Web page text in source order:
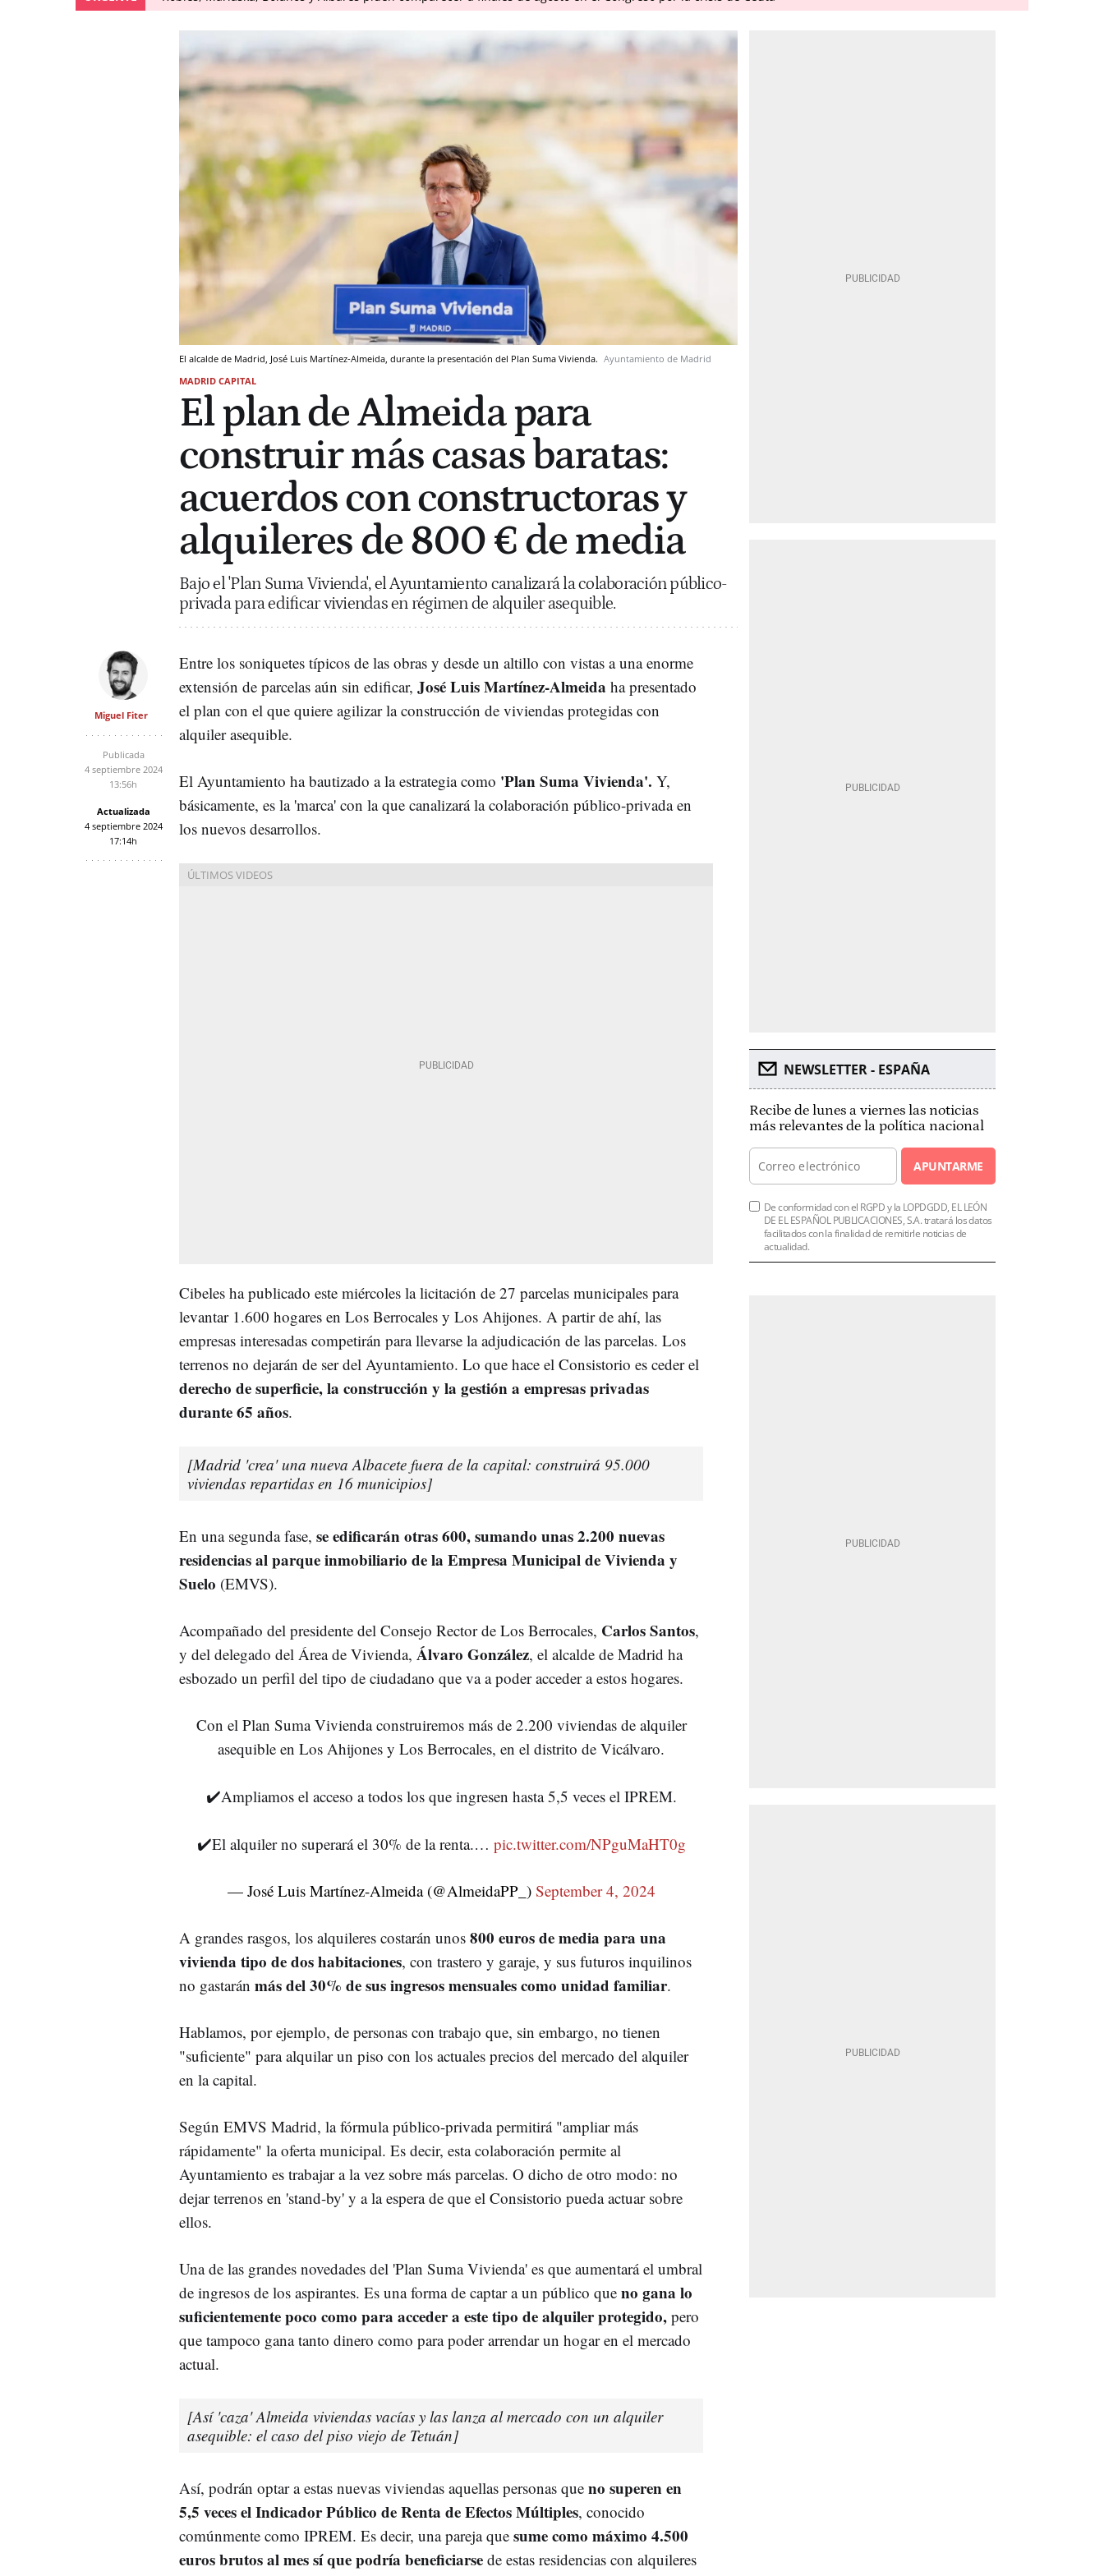
El alcalde de Madrid, José Luis Martínez-Almeida, durante la presentación del Plan Suma Vivienda. Ayuntamiento de Madrid
MADRID CAPITAL
El plan de Almeida para
construir más casas baratas:
acuerdos con constructoras y
alquileres de 800 € de media
Bajo el 'Plan Suma Vivienda', el Ayuntamiento canalizará la colaboración público-
privada para edificar viviendas en régimen de alquiler asequible.
Miguel Fiter
Publicada
4 septiembre 2024
13:56h
Actualizada
4 septiembre 2024
17:14h
Entre los soniquetes típicos de las obras y desde un altillo con vistas a una enorme
extensión de parcelas aún sin edificar, José Luis Martínez-Almeida ha presentado
el plan con el que quiere agilizar la construcción de viviendas protegidas con
alquiler asequible.
El Ayuntamiento ha bautizado a la estrategia como 'Plan Suma Vivienda'. Y,
básicamente, es la 'marca' con la que canalizará la colaboración público-privada en
los nuevos desarrollos.
Cibeles ha publicado este miércoles la licitación de 27 parcelas municipales para
levantar 1.600 hogares en Los Berrocales y Los Ahijones. A partir de ahí, las
empresas interesadas competirán para llevarse la adjudicación de las parcelas. Los
terrenos no dejarán de ser del Ayuntamiento. Lo que hace el Consistorio es ceder el
derecho de superficie, la construcción y la gestión a empresas privadas
durante 65 años.
[Madrid 'crea' una nueva Albacete fuera de la capital: construirá 95.000
viviendas repartidas en 16 municipios]
En una segunda fase, se edificarán otras 600, sumando unas 2.200 nuevas
residencias al parque inmobiliario de la Empresa Municipal de Vivienda y
Suelo (EMVS).
Acompañado del presidente del Consejo Rector de Los Berrocales, Carlos Santos,
y del delegado del Área de Vivienda, Álvaro González, el alcalde de Madrid ha
esbozado un perfil del tipo de ciudadano que va a poder acceder a estos hogares.
Con el Plan Suma Vivienda construiremos más de 2.200 viviendas de alquiler
asequible en Los Ahijones y Los Berrocales, en el distrito de Vicálvaro.
✔️Ampliamos el acceso a todos los que ingresen hasta 5,5 veces el IPREM.
✔️El alquiler no superará el 30% de la renta.… pic.twitter.com/NPguMaHT0g
— José Luis Martínez-Almeida (@AlmeidaPP_) September 4, 2024
A grandes rasgos, los alquileres costarán unos 800 euros de media para una
vivienda tipo de dos habitaciones, con trastero y garaje, y sus futuros inquilinos
no gastarán más del 30% de sus ingresos mensuales como unidad familiar.
Hablamos, por ejemplo, de personas con trabajo que, sin embargo, no tienen
"suficiente" para alquilar un piso con los actuales precios del mercado del alquiler
en la capital.
Según EMVS Madrid, la fórmula público-privada permitirá "ampliar más
rápidamente" la oferta municipal. Es decir, esta colaboración permite al
Ayuntamiento es trabajar a la vez sobre más parcelas. O dicho de otro modo: no
dejar terrenos en 'stand-by' y a la espera de que el Consistorio pueda actuar sobre
ellos.
Una de las grandes novedades del 'Plan Suma Vivienda' es que aumentará el umbral
de ingresos de los aspirantes. Es una forma de captar a un público que no gana lo
suficientemente poco como para acceder a este tipo de alquiler protegido, pero
que tampoco gana tanto dinero como para poder arrendar un hogar en el mercado
actual.
[Así 'caza' Almeida viviendas vacías y las lanza al mercado con un alquiler
asequible: el caso del piso viejo de Tetuán]
Así, podrán optar a estas nuevas viviendas aquellas personas que no superen en
5,5 veces el Indicador Público de Renta de Efectos Múltiples, conocido
comúnmente como IPREM. Es decir, una pareja que sume como máximo 4.500
euros brutos al mes sí que podría beneficiarse de estas residencias con alquileres
NEWSLETTER - ESPAÑA
Recibe de lunes a viernes las noticias
más relevantes de la política nacional
APUNTARME
De conformidad con el RGPD y la LOPDGDD, EL LEÓN
DE EL ESPAÑOL PUBLICACIONES, S.A. tratará los datos
facilitados con la finalidad de remitirle noticias de
actualidad.